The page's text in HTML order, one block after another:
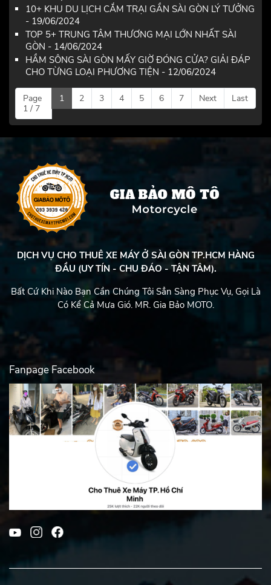
10+ KHU DU LỊCH CẮM TRẠI GẦN SÀI GÒN LÝ TƯỞNG
- 19/06/2024
TOP 5+ TRUNG TÂM THƯƠNG MẠI LỚN NHẤT SÀI
GÒN - 14/06/2024
HẦM SÔNG SÀI GÒN MẤY GIỜ ĐÓNG CỬA? GIẢI ĐÁP
CHO TỪNG LOẠI PHƯƠNG TIỆN - 12/06/2024
Page
1 / 7
1 2 3 4 5 6 7 Next Last
DỊCH VỤ CHO THUÊ XE MÁY Ở SÀI GÒN TP.HCM HÀNG
ĐẦU (UY TÍN - CHU ĐÁO - TẬN TÂM).
Bất Cứ Khi Nào Bạn Cần Chúng Tôi Sẳn Sàng Phục Vụ, Gọi Là
Có Kể Cả Mưa Gió. MR. Gia Bảo MOTO.
Fanpage Facebook